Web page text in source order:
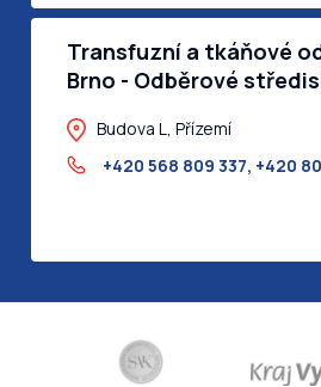
Transfuzní a tkáňové
Brno - Odběrové
Budova L, Přízemí
+420 568 809 337, +420